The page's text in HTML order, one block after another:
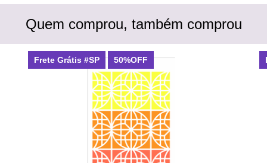
Quem comprou, também comprou
Frete Grátis #SP 50%OFF